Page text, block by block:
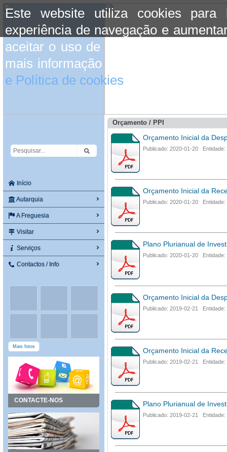
Este website utiliza cookies para
experiência de navegação e
aceitar o uso de cookies basta
mais informação consulte a
e Política de cookies
Início
Autarquia
A Freguesia
Visitar
Serviços
Contactos / Info
Mais fotos
CONTACTE-NOS
Orçamento / PPI
Orçamento Inicial da
Publicado: 2020-01-20
Orçamento Inicial da
Publicado: 2020-01-20
Plano Plurianual de
Publicado: 2020-01-20
Orçamento Inicial da
Publicado: 2019-02-21
Orçamento Inicial da
Publicado: 2019-02-21
Plano Plurianual de
Publicado: 2019-02-21